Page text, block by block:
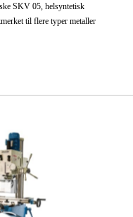
SKV 05, helsyntetisk
til flere typer metaller